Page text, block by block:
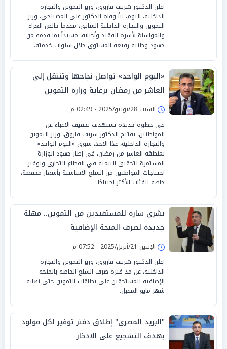
أعلن الدكتور شريف فاروق، وزير التموين والتجارة
الداخلية، اليوم، نبأ وفاة الدكتور علي المصيلحي، وزير
التموين والتجارة الداخلية السابق، مقدماً خالص العزاء
والمواساة لأسرة الفقيد وأحبائه، مشيداً بما قدمه من
جهود وطنية رفيعة المستوى خلال سنوات خدمته.
«اليوم الواحد» تواصل نجاحها وتنتقل إلى
العاشر من رمضان برعاية وزارة التموين
السبت 28/يونيو/2025 - 02:49 م
في خطوة جديدة تستهدف تخفيف الأعباء عن
المواطنين، يفتتح الدكتور شريف فاروق، وزير التموين
والتجارة الداخلية، غدًا الأحد، سوق «اليوم الواحد»
بمنطقة العاشر من رمضان، في إطار جهود الوزارة
المستمرة لتحقيق التنمية في القطاع التجاري وتوفير
احتياجات المواطنين من السلع الأساسية بأسعار مخفضة،
خاصة للفئات الأكثر احتياجًا.
بشرى سارة للمستفيدين من التموين.. مهلة
جديدة لصرف المنحة الإضافية
الإثنين 21/أبريل/2025 - 07:52 م
أعلن الدكتور شريف فاروق، وزير التموين والتجارة
الداخلية، عن مد فترة صرف السلع الخاصة بالمنحة
الإضافية للمستحقين على بطاقات التموين حتى نهاية
شهر مايو المقبل.
"البريد المصري" إطلاق دفتر توفير لكل مولود
بهدف التشجيع على الادخار